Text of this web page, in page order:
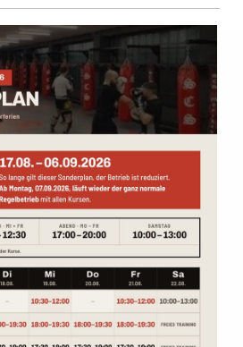
oder Kampfsport
was für dich
kostenlosem Probetraining
selber. In unseremKampfsport